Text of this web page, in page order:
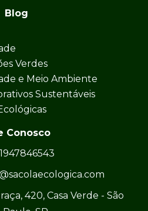
Blog
Verdes
e Meio Ambiente
Sustentáveis
Conosco
420, Casa Verde - São